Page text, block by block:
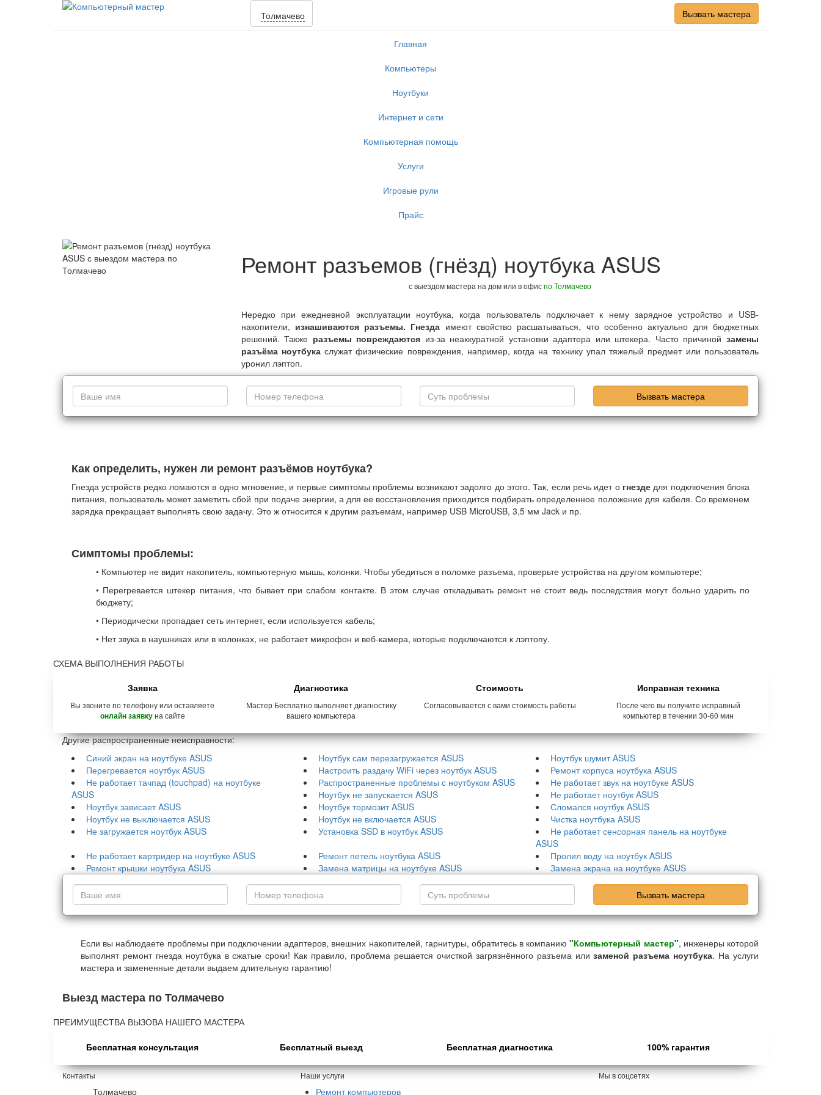
Толмачево Вызвать мастера
Главная
Компьютеры
Ноутбуки
Интернет и сети
Компьютерная помощь
Услуги
Игровые рули
Прайс
Ремонт разъемов (гнёзд) ноутбука ASUS
с выездом мастера на дом или в офиспо Толмачево
Нередко при ежедневной эксплуатации ноутбука, когда пользователь подключает к нему зарядное устройство и USB-
накопители, изнашиваются разъемы. Гнезда имеют свойство расшатываться, что особенно актуально для бюджетных
решений. Также разъемы повреждаются из-за неаккуратной установки адаптера или штекера. Часто причинойзамены
разъёма ноутбукаслужат физические повреждения, например, когда на технику упал тяжелый предмет или пользователь
уронил лэптоп.
Вызвать мастера
Как определить, нужен ли ремонт разъёмов ноутбука?
Гнезда устройств редко ломаются в одно мгновение, и первые симптомы проблемы возникают задолго до этого. Так, если речь идет о гнездедля подключения блока
питания, пользователь может заметить сбой при подаче энергии, а для ее восстановления приходится подбирать определенное положение для кабеля. Со временем
зарядка прекращает выполнять свою задачу. Это ж относится к другим разъемам, например USB MicroUSB, 3,5 мм Jack и пр.
Симптомы проблемы:
• Компьютер не видит накопитель, компьютерную мышь, колонки. Чтобы убедиться в поломке разъема, проверьте устройства на другом компьютере;
• Перегревается штекер питания, что бывает при слабом контакте. В этом случае откладывать ремонт не стоит ведь последствия могут больно ударить по
бюджету;
• Периодически пропадает сеть интернет, если используется кабель;
• Нет звука в наушниках или в колонках, не работает микрофон и веб-камера, которые подключаются к лэптопу.
СХЕМА ВЫПОЛНЕНИЯ РАБОТЫ
Заявка
Вы звоните по телефону или оставляете
онлайн заявкуна сайте
Диагностика
Мастер Бесплатно выполняет диагностику
вашего компьютера
Стоимость
Согласовывается с вами стоимость работы
Исправная техника
После чего вы получите исправный
компьютер в течении 30-60 мин
Другие распространенные неисправности:
Синий экран на ноутбуке ASUS
Ноутбук сам перезагружается ASUS
Ноутбук шумит ASUS
Перегревается ноутбук ASUS
Настроить раздачу WiFi через ноутбук ASUS
Ремонт корпуса ноутбука ASUS
Не работает тачпад (touchpad) на ноутбуке
ASUS
Распространенные проблемы с ноутбуком ASUS
Не работает звук на ноутбуке ASUS
Ноутбук не запускается ASUS
Не работает ноутбук ASUS
Ноутбук зависает ASUS
Ноутбук тормозит ASUS
Сломался ноутбук ASUS
Ноутбук не выключается ASUS
Ноутбук не включается ASUS
Чистка ноутбука ASUS
Не загружается ноутбук ASUS
Установка SSD в ноутбук ASUS
Не работает сенсорная панель на ноутбуке
ASUS
Не работает картридер на ноутбуке ASUS
Ремонт петель ноутбука ASUS
Пролил воду на ноутбук ASUS
Ремонт крышки ноутбука ASUS
Замена матрицы на ноутбуке ASUS Замена экрана на ноутбуке ASUS
Вызвать мастера
Если вы наблюдаете проблемы при подключении адаптеров, внешних накопителей, гарнитуры, обратитесь в компанию"Компьютерный мастер", инженеры которой
выполнят ремонт гнезда ноутбука в сжатые сроки! Как правило, проблема решается очисткой загрязнённого разъема илизаменой разъема ноутбука. На услуги
мастера и замененные детали выдаем длительную гарантию!
Выезд мастера по Толмачево
ПРЕИМУЩЕСТВА ВЫЗОВА НАШЕГО МАСТЕРА
Бесплатная консультация Бесплатный выезд Бесплатная диагностика 100% гарантия
Контакты
Толмачево
Наши услуги
Ремонт компьютеров
Мы в соцсетях